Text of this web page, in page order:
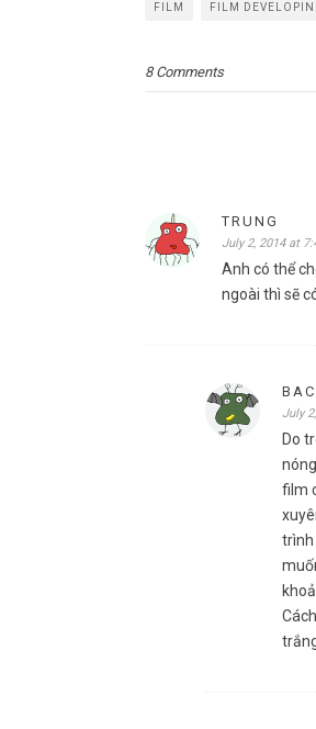
FILM FILM
8 Comments
TRUNG
July 2, 2014 at
Anh có thể
ngoài thì sẽ
July
Do
film
trình